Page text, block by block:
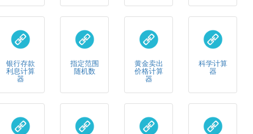
银行存款
利息计算
器
指定范围
随机数
黄金卖出
价格计算
器
科学计算
器